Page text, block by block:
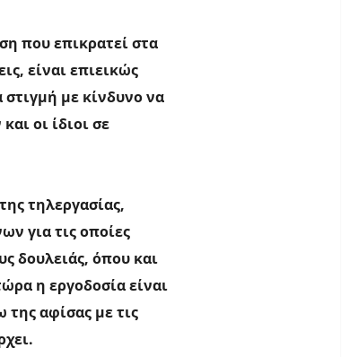
που επικρατεί στα
είναι επιεικώς
με κίνδυνο να
οι ίδιοι σε
τηλεργασίας,
για τις οποίες
δουλειάς, όπου και
η εργοδοσία είναι
αφίσας με τις